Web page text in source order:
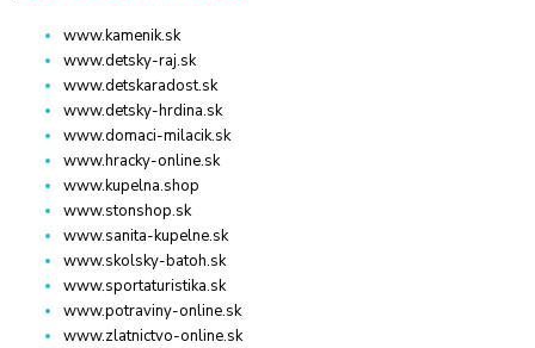
www.kamenik.sk
www.detsky-raj.sk
www.detskaradost.sk
www.detsky-hrdina.sk
www.domaci-milacik.sk
www.hracky-online.sk
www.kupelna.shop
www.stonshop.sk
www.sanita-kupelne.sk
www.skolsky-batoh.sk
www.sportaturistika.sk
www.potraviny-online.sk
www.zlatnictvo-online.sk